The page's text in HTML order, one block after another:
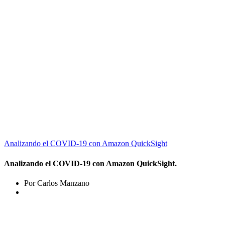
Analizando el COVID-19 con Amazon QuickSight
Analizando el COVID-19 con Amazon QuickSight.
Por Carlos Manzano